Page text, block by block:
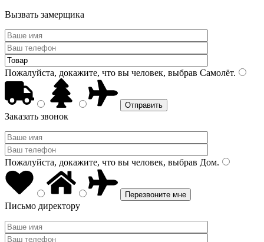
Вызвать замерщика
Пожалуйста, докажите, что вы человек, выбрав Самолёт.
Заказать звонок
Пожалуйста, докажите, что вы человек, выбрав Дом.
Письмо директору